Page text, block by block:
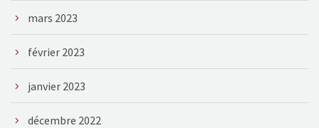
mars 2023
février 2023
janvier 2023
décembre 2022